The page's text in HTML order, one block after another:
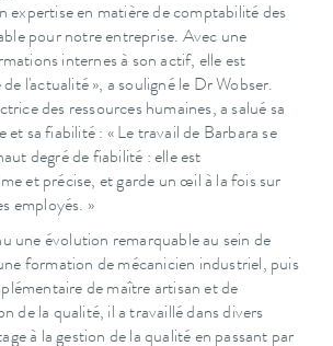
expertise en matière de comptabilité des
pour notre entreprise. Avec une
internes à son actif, elle est
l'actualité », a souligné le Dr Wobser.
des ressources humaines, a salué sa
et sa fiabilité : « Le travail de Barbara se
degré de fiabilité : elle est
et précise, et garde un œil à la fois sur
employés. »
une évolution remarquable au sein de
formation de mécanicien industriel, puis
de maître artisan et de
de la qualité, il a travaillé dans divers
à la gestion de la qualité en passant par